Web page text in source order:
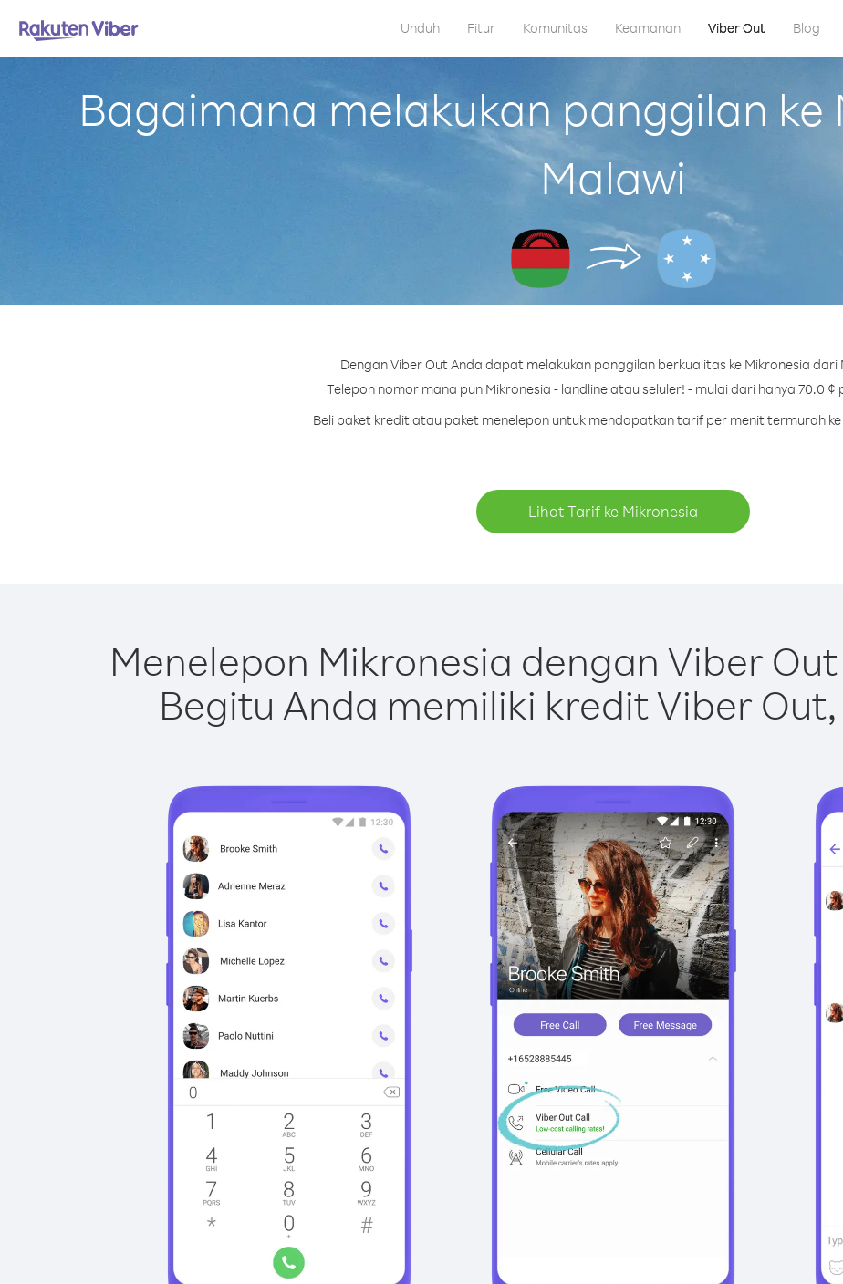
Unduh Fitur Komunitas Keamanan Viber Out Blog
Bagaimana melakukan panggilan ke
Malawi
Dengan Viber Out Anda dapat melakukan panggilan berkualitas ke Mikronesia dari
Telepon nomor mana pun Mikronesia - landline atau seluler! - mulai dari hanya 70.0 ¢
Beli paket kredit atau paket menelepon untuk mendapatkan tarif per menit termurah ke
Lihat Tarif ke Mikronesia
Menelepon Mikronesia dengan Viber
Begitu Anda memiliki kredit Viber